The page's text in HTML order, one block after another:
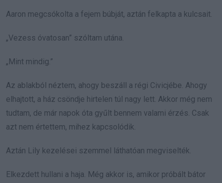
Aaron megcsókolta a fejem búbját, aztán felkapta a kulcsait.
„Vezess óvatosan” szóltam utána.
„Mint mindig.”
Az ablakból néztem, ahogy beszáll a régi Civicjébe. Ahogy
elhajtott, a ház csöndje hirtelen túl nagy lett. Akkor még nem
tudtam, de már napok óta gyűlt bennem valami érzés. Csak
azt nem értettem, mihez kapcsolódik.
Aztán Lily kezelései szemmel láthatóan megviselték.
Elkezdett hullani a haja. Még akkor is, amikor próbált bátor